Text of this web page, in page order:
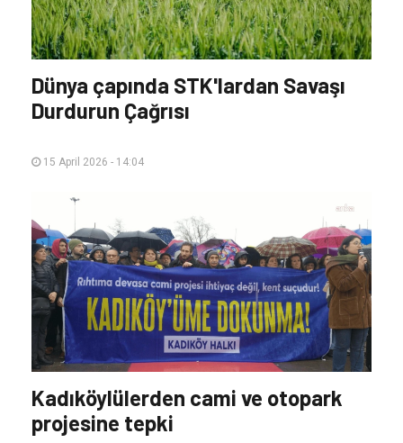
Dünya çapında STK'lardan Savaşı
Durdurun Çağrısı
15 April 2026 - 14:04
Kadıköylülerden cami ve otopark
projesine tepki